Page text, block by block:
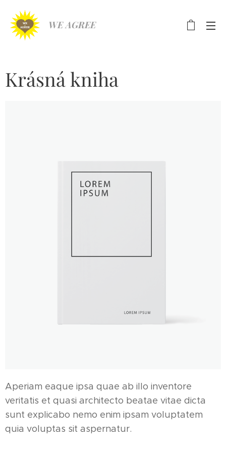
WE AGREE
Krásná kniha
Aperiam eaque ipsa quae ab illo inventore
veritatis et quasi architecto beatae vitae dicta
sunt explicabo nemo enim ipsam voluptatem
quia voluptas sit aspernatur.